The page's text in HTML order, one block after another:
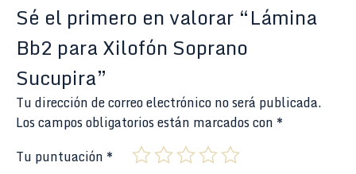
Sé el primero en valorar “Lámina
Bb2 para Xilofón Soprano
Sucupira”
Tu dirección de correo electrónico no será publicada.
Los campos obligatorios están marcados con *
Tu puntuación *